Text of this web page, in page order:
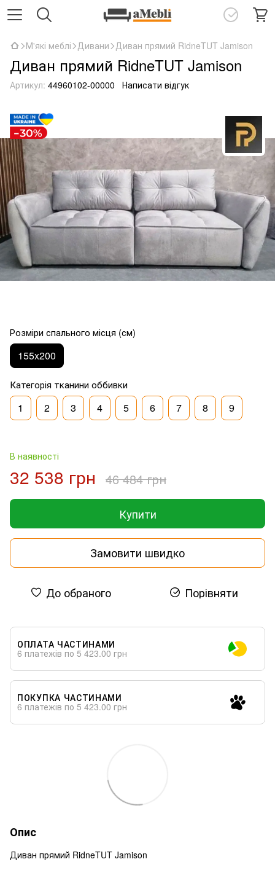
М'які меблі Дивани Диван прямий RidneTUT Jamison
Диван прямий RidneTUT Jamison
Артикул: 44960102-00000 Написати відгук
Розміри спального місця (см)
155x200
Категорія тканини оббивки
1 2 3 4 5 6 7 8 9
В наявності
32 538 грн 46 484 грн
Купити
Замовити швидко
До обраного Порівняти
ОПЛАТА ЧАСТИНАМИ
6 платежів по 5 423.00 грн
ПОКУПКА ЧАСТИНАМИ
6 платежів по 5 423.00 грн
Опис
Диван прямий RidneTUT Jamison